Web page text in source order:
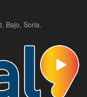
Bajo, Soria.